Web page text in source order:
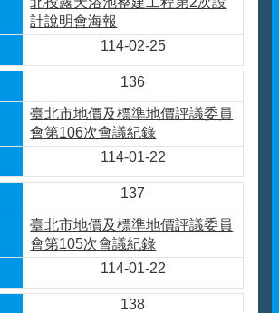
計說明會海報
114-02-25
136
臺北市地價及標準地價評議委員
會第106次會議紀錄
114-01-22
137
臺北市地價及標準地價評議委員
會第105次會議紀錄
114-01-22
138